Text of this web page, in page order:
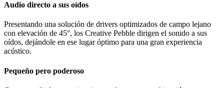
Audio directo a sus oídos
Presentando una solución de drivers optimizados de campo lejano
con elevación de 45°, los Creative Pebble dirigen el sonido a sus
oídos, dejándole en ese lugar óptimo para una gran experiencia
acústico.
Pequeño pero poderoso